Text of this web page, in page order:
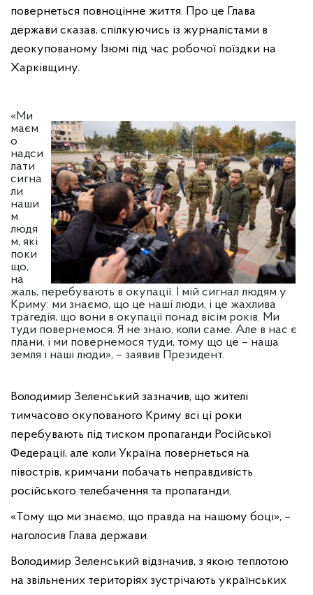
повернеться повноцінне життя. Про це Глава
держави сказав, спілкуючись із журналістами в
деокупованому Ізюмі під час робочої поїздки на
Харківщину.
«Ми
маєм
о
надси
лати
сигна
ли
наши
м
людя
м, які
поки
що,
на
жаль, перебувають в окупації. І мій сигнал людям у
Криму: ми знаємо, що це наші люди, і це жахлива
трагедія, що вони в окупації понад вісім років. Ми
туди повернемося. Я не знаю, коли саме. Але в нас є
плани, і ми повернемося туди, тому що це – наша
земля і наші люди», – заявив Президент.
Володимир Зеленський зазначив, що жителі
тимчасово окупованого Криму всі ці роки
перебувають під тиском пропаганди Російської
Федерації, але коли Україна повернеться на
півострів, кримчани побачать неправдивість
російського телебачення та пропаганди.
«Тому що ми знаємо, що правда на нашому боці», –
наголосив Глава держави.
Володимир Зеленський відзначив, з якою теплотою
на звільнених територіях зустрічають українських